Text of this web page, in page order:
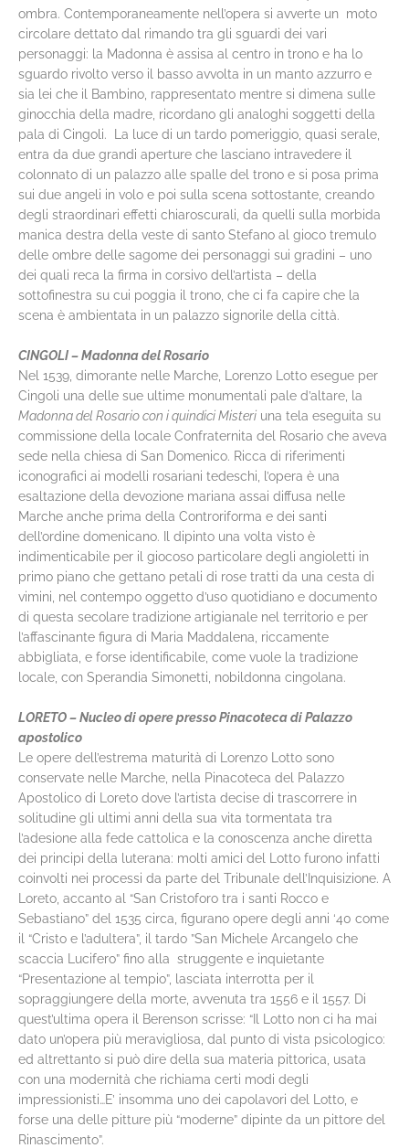
ombra. Contemporaneamente nell’opera si avverte un moto
circolare dettato dal rimando tra gli sguardi dei vari
personaggi: la Madonna è assisa al centro in trono e ha lo
sguardo rivolto verso il basso avvolta in un manto azzurro e
sia lei che il Bambino, rappresentato mentre si dimena sulle
ginocchia della madre, ricordano gli analoghi soggetti della
pala di Cingoli. La luce di un tardo pomeriggio, quasi serale,
entra da due grandi aperture che lasciano intravedere il
colonnato di un palazzo alle spalle del trono e si posa prima
sui due angeli in volo e poi sulla scena sottostante, creando
degli straordinari effetti chiaroscurali, da quelli sulla morbida
manica destra della veste di santo Stefano al gioco tremulo
delle ombre delle sagome dei personaggi sui gradini – uno
dei quali reca la firma in corsivo dell’artista – della
sottofinestra su cui poggia il trono, che ci fa capire che la
scena è ambientata in un palazzo signorile della città.
CINGOLI – Madonna del Rosario
Nel 1539, dimorante nelle Marche, Lorenzo Lotto esegue per
Cingoli una delle sue ultime monumentali pale d’altare, la
Madonna del Rosario con i quindici Misteri una tela eseguita su
commissione della locale Confraternita del Rosario che aveva
sede nella chiesa di San Domenico. Ricca di riferimenti
iconografici ai modelli rosariani tedeschi, l’opera è una
esaltazione della devozione mariana assai diffusa nelle
Marche anche prima della Controriforma e dei santi
dell’ordine domenicano. Il dipinto una volta visto è
indimenticabile per il giocoso particolare degli angioletti in
primo piano che gettano petali di rose tratti da una cesta di
vimini, nel contempo oggetto d’uso quotidiano e documento
di questa secolare tradizione artigianale nel territorio e per
l’affascinante figura di Maria Maddalena, riccamente
abbigliata, e forse identificabile, come vuole la tradizione
locale, con Sperandia Simonetti, nobildonna cingolana.
LORETO – Nucleo di opere presso Pinacoteca di Palazzo
apostolico
Le opere dell’estrema maturità di Lorenzo Lotto sono
conservate nelle Marche, nella Pinacoteca del Palazzo
Apostolico di Loreto dove l’artista decise di trascorrere in
solitudine gli ultimi anni della sua vita tormentata tra
l’adesione alla fede cattolica e la conoscenza anche diretta
dei principi della luterana: molti amici del Lotto furono infatti
coinvolti nei processi da parte del Tribunale dell’Inquisizione. A
Loreto, accanto al “San Cristoforo tra i santi Rocco e
Sebastiano” del 1535 circa, figurano opere degli anni ‘40 come
il “Cristo e l’adultera”, il tardo ”San Michele Arcangelo che
scaccia Lucifero” fino alla struggente e inquietante
“Presentazione al tempio”, lasciata interrotta per il
sopraggiungere della morte, avvenuta tra 1556 e il 1557. Di
quest’ultima opera il Berenson scrisse: “Il Lotto non ci ha mai
dato un’opera più meravigliosa, dal punto di vista psicologico:
ed altrettanto si può dire della sua materia pittorica, usata
con una modernità che richiama certi modi degli
impressionisti…E’ insomma uno dei capolavori del Lotto, e
forse una delle pitture più “moderne” dipinte da un pittore del
Rinascimento”.